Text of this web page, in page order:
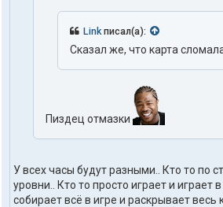
Link писал(а):
Сказал же, что карта
Пиздец отмазки
У всех часы будут разными.. Кто то по
уровни.. Кто то просто играет и играет
собирает всё в игре и раскрывает весь